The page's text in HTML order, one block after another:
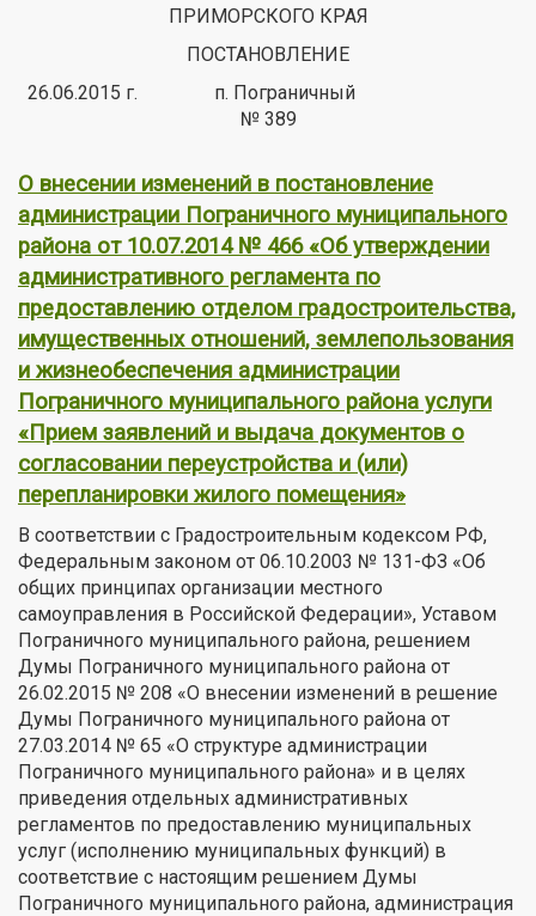
ПРИМОРСКОГО КРАЯ
ПОСТАНОВЛЕНИЕ
26.06.2015 г. п. Пограничный
№ 389
О внесении изменений в постановление
администрации Пограничного муниципального
района от 10.07.2014 № 466 «Об утверждении
административного регламента по
предоставлению отделом градостроительства,
имущественных отношений, землепользования
и жизнеобеспечения администрации
Пограничного муниципального района услуги
«Прием заявлений и выдача документов о
согласовании переустройства и (или)
перепланировки жилого помещения»
В соответствии с Градостроительным кодексом РФ,
Федеральным законом от 06.10.2003 № 131-ФЗ «Об
общих принципах организации местного
самоуправления в Российской Федерации», Уставом
Пограничного муниципального района, решением
Думы Пограничного муниципального района от
26.02.2015 № 208 «О внесении изменений в решение
Думы Пограничного муниципального района от
27.03.2014 № 65 «О структуре администрации
Пограничного муниципального района» и в целях
приведения отдельных административных
регламентов по предоставлению муниципальных
услуг (исполнению муниципальных функций) в
соответствие с настоящим решением Думы
Пограничного муниципального района, администрация